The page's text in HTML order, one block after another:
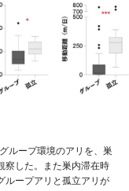
ループ環境のアリを、巣
察した。また巣内滞在時
ループアリと孤立アリが